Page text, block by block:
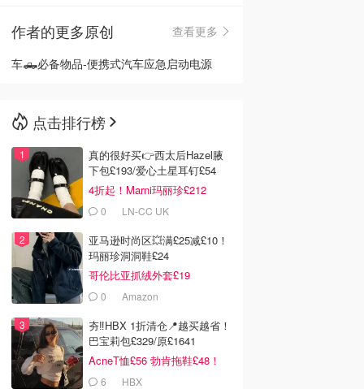
🇳🇿新西兰
作者的更多原创
查看更多
车🛻必备物品-便携式汽车应急启动电源
点击排行榜
真的很好买👉西太后Hazel腋
下包£193/爱心土星耳钉£54
4折起！Marni玛丽珍£212
0 LN-CC UK
亚马逊时尚区💥满£25减£10！
玛丽珍洞洞鞋£24
哥伦比亚抓绒外套£19
0 Amazon
夯‼️HBX 1折清仓📍越买越省！
巴宝莉包£329/原£1641
AcneT恤£56 勃肯拖鞋£48！
6 HBX